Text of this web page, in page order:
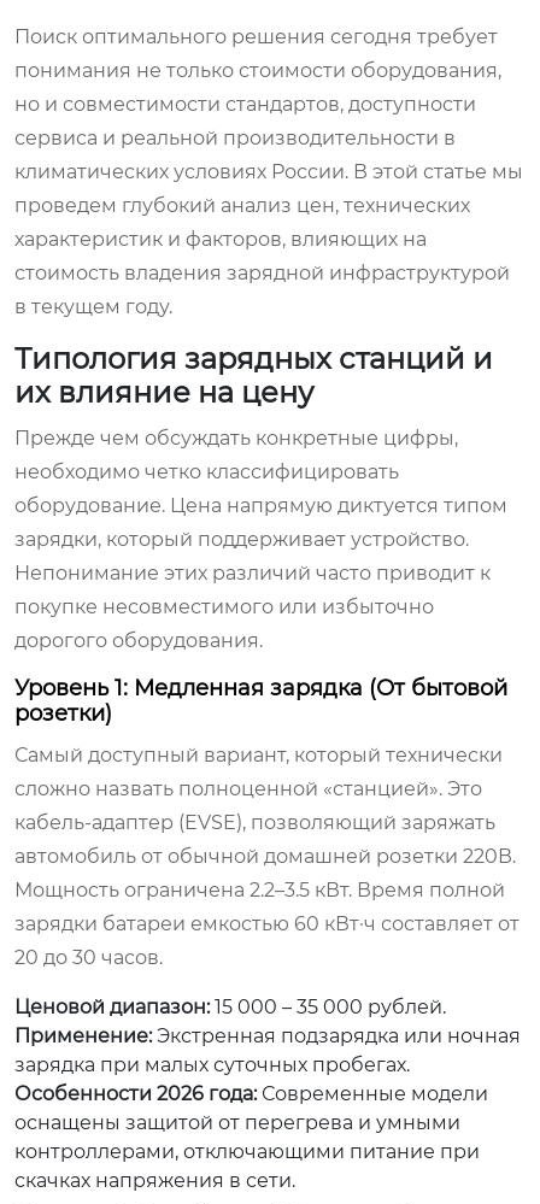
Поиск оптимального решения сегодня требует
понимания не только стоимости оборудования,
но и совместимости стандартов, доступности
сервиса и реальной производительности в
климатических условиях России. В этой статье мы
проведем глубокий анализ цен, технических
характеристик и факторов, влияющих на
стоимость владения зарядной инфраструктурой
в текущем году.
Типология зарядных станций и
их влияние на цену
Прежде чем обсуждать конкретные цифры,
необходимо четко классифицировать
оборудование. Цена напрямую диктуется типом
зарядки, который поддерживает устройство.
Непонимание этих различий часто приводит к
покупке несовместимого или избыточно
дорогого оборудования.
Уровень 1: Медленная зарядка (От бытовой
розетки)
Самый доступный вариант, который технически
сложно назвать полноценной «станцией». Это
кабель-адаптер (EVSE), позволяющий заряжать
автомобиль от обычной домашней розетки 220В.
Мощность ограничена 2.2–3.5 кВт. Время полной
зарядки батареи емкостью 60 кВт·ч составляет от
20 до 30 часов.
Ценовой диапазон:15 000 – 35 000 рублей.
Применение:Экстренная подзарядка или ночная
зарядка при малых суточных пробегах.
Особенности 2026 года:Современные модели
оснащены защитой от перегрева и умными
контроллерами, отключающими питание при
скачках напряжения в сети.